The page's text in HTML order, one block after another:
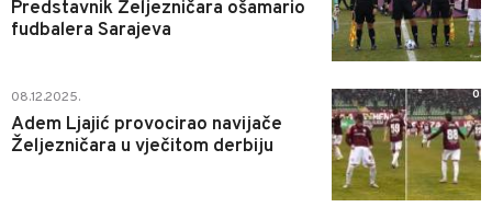
Predstavnik Željezničara ošamario
fudbalera Sarajeva
08.12.2025.
Adem Ljajić provocirao navijače
Željezničara u vječitom derbiju
0